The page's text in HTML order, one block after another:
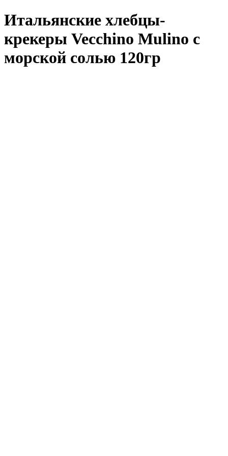
Итальянские хлебцы-
крекеры Vecchino Mulino с
морской солью 120гр